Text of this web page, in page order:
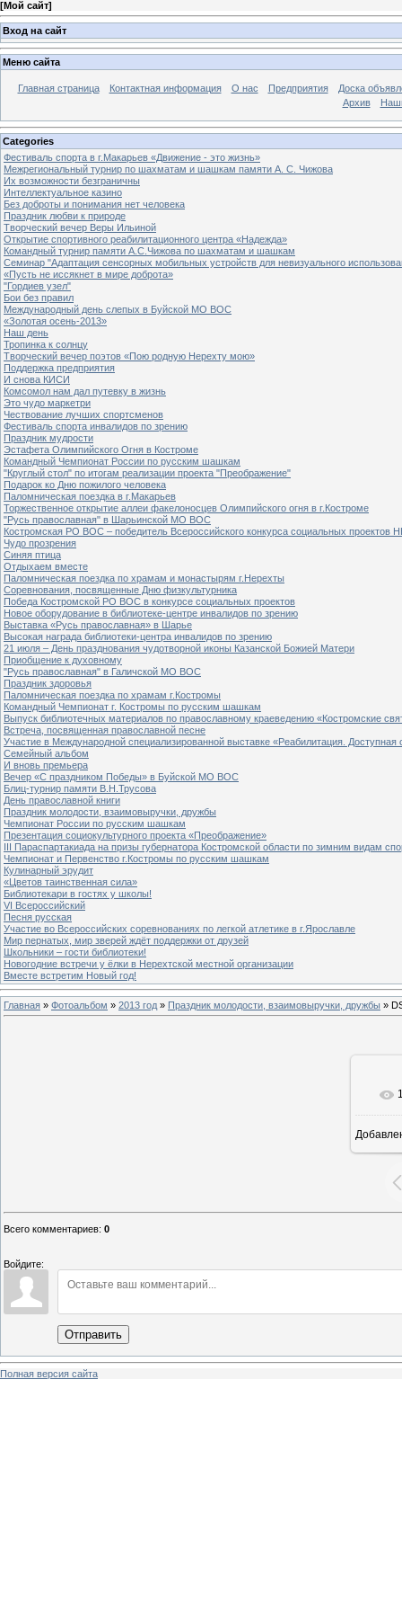
[Мой сайт]
Вход на сайт
Меню сайта
Главная страница Контактная информация О нас Предприятия
Доска
Архив
Categories
Фестиваль спорта в г.Макарьев «Движение - это жизнь»
Межрегиональный турнир по шахматам и шашкам памяти А. С. Чижова
Их возможности безграничны
Интеллектуальное казино
Без доброты и понимания нет человека
Праздник любви к природе
Творческий вечер Веры Ильиной
Открытие спортивного реабилитационного центра «Надежда»
Командный турнир памяти А.С.Чижова по шахматам и шашкам
Семинар "Адаптация сенсорных мобильных устройств для невизуального
«Пусть не иссякнет в мире доброта»
"Гордиев узел"
Бои без правил
Международный день слепых в Буйской МО ВОС
«Золотая осень-2013»
Наш день
Тропинка к солнцу
Творческий вечер поэтов «Пою родную Нерехту мою»
Поддержка предприятия
И снова КИСИ
Комсомол нам дал путевку в жизнь
Это чудо маркетри
Чествование лучших спортсменов
Фестиваль спорта инвалидов по зрению
Праздник мудрости
Эстафета Олимпийского Огня в Костроме
Командный Чемпионат России по русским шашкам
"Круглый стол" по итогам реализации проекта "Преображение"
Подарок ко Дню пожилого человека
Паломническая поездка в г.Макарьев
Торжественное открытие аллеи факелоносцев Олимпийского огня в г.Костроме
"Русь православная" в Шарьинской МО ВОС
Костромская РО ВОС – победитель Всероссийского конкурса социальных проектов
Чудо прозрения
Синяя птица
Отдыхаем вместе
Паломническая поездка по храмам и монастырям г.Нерехты
Соревнования, посвященные Дню физкультурника
Победа Костромской РО ВОС в конкурсе социальных проектов
Новое оборудование в библиотеке-центре инвалидов по зрению
Выставка «Русь православная» в Шарье
Высокая награда библиотеки-центра инвалидов по зрению
21 июля – День празднования чудотворной иконы Казанской Божией Матери
Приобщение к духовному
"Русь православная" в Галичской МО ВОС
Праздник здоровья
Паломническая поездка по храмам г.Костромы
Командный Чемпионат г. Костромы по русским шашкам
Выпуск библиотечных материалов по православному краеведению «Костромские
Встреча, посвященная православной песне
Участие в Международной специализированной выставке «Реабилитация. Доступная
Семейный альбом
И вновь премьера
Вечер «С праздником Победы» в Буйской МО ВОС
Блиц-турнир памяти В.Н.Трусова
День православной книги
Праздник молодости, взаимовыручки, дружбы
Чемпионат России по русским шашкам
Презентация социокультурного проекта «Преображение»
III Параспартакиада на призы губернатора Костромской области по зимним видам
Чемпионат и Первенство г.Костромы по русским шашкам
Кулинарный эрудит
«Цветов таинственная сила»
Библиотекари в гостях у школы!
VI Всероссийский
Песня русская
Участие во Всероссийских соревнованиях по легкой атлетике в г.Ярославле
Мир пернатых, мир зверей ждёт поддержки от друзей
Школьники – гости библиотеки!
Новогодние встречи у ёлки в Нерехтской местной организации
Вместе встретим Новый год!
Главная » Фотоальбом » 2013 год » Праздник молодости, взаимовыручки, дружбы »
Всего комментариев: 0
Войдите:
Отправить
Полная версия сайта